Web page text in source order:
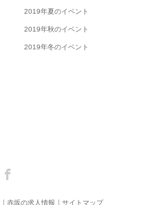
2019年夏のイベント
2019年秋のイベント
2019年冬のイベント
赤坂の求人情報 サイトマップ